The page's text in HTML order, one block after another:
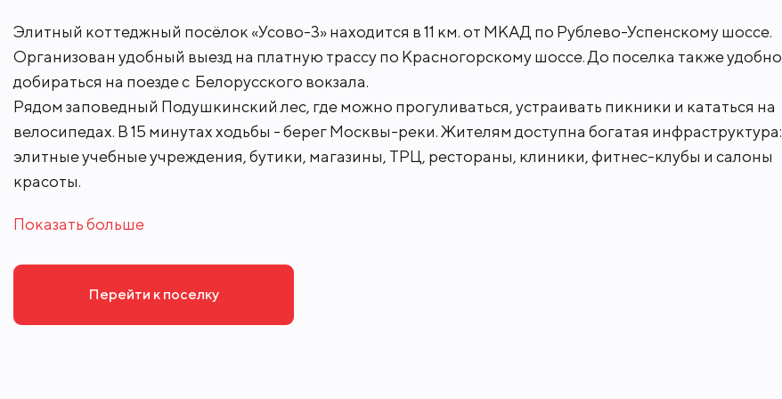
Элитный коттеджный посёлок «Усово-3» находится в 11 км. от МКАД по Рублево-Успенскому шоссе.
Организован удобный выезд на платную трассу по Красногорскому шоссе. До поселка также удобно
добираться на поезде с Белорусского вокзала.
Рядом заповедный Подушкинский лес, где можно прогуливаться, устраивать пикники и кататься на
велосипедах. В 15 минутах ходьбы - берег Москвы-реки. Жителям доступна богатая инфраструктура:
элитные учебные учреждения, бутики, магазины, ТРЦ, рестораны, клиники, фитнес-клубы и салоны
красоты.
Показать больше
Перейти к поселку